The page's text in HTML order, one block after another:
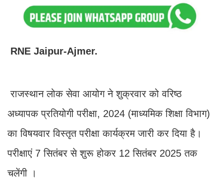
RNE Jaipur-Ajmer.
राजस्थान लोक सेवा आयोग ने शुक्रवार को वरिष्ठ
अध्यापक प्रतियोगी परीक्षा, 2024 (माध्यमिक शिक्षा विभाग)
का विषयवार विस्तृत परीक्षा कार्यक्रम जारी कर दिया है।
परीक्षाएं 7 सितंबर से शुरू होकर 12 सितंबर 2025 तक
चलेंगी ।